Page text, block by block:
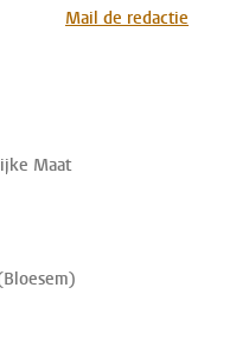
Mail de redactie
Maat